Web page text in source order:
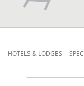
Texte
HOTELS & LODGES